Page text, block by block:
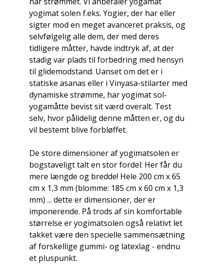
yogimat solen f.eks. Yogier, der har eller
sigter mod en meget avanceret praksis, og
selvfølgelig alle dem, der med deres
tidligere måtter, havde indtryk af, at der
stadig var plads til forbedring med hensyn
til glidemodstand. Uanset om det er i
statiske asanas eller i Vinyasa-stilarter med
dynamiske strømme, har yogimat sol-
yogamåtte bevist sit værd overalt. Test
selv, hvor pålidelig denne måtten er, og du
vil bestemt blive forbløffet.
De store dimensioner af yogimatsolen er
bogstaveligt talt en stor fordel: Her får du
mere længde og bredde! Hele 200 cm x 65
cm x 1,3 mm (blomme: 185 cm x 60 cm x 1,3
mm) ... dette er dimensioner, der er
imponerende. På trods af sin komfortable
størrelse er yogimatsolen også relativt let
takket være den specielle sammensætning
af forskellige gummi- og latexlag - endnu
et pluspunkt.